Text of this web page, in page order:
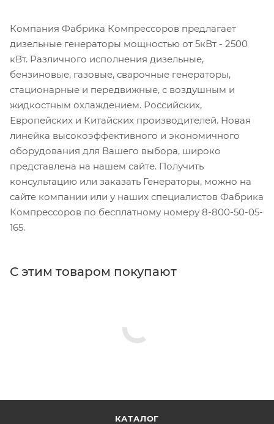
Компания Фабрика Компрессоров предлагает
дизельные генераторы мощностью от 5кВт - 2500
кВт. Различного исполнения дизельные,
бензиновые, газовые, сварочные генераторы,
стационарные и передвижные, с воздушным и
жидкостным охлаждением. Российских,
Европейских и Китайских производителей. Новая
линейка высокоэффективного и экономичного
оборудования для Вашего выбора, широко
представлена на нашем сайте. Получить
консультацию или заказать Генераторы, можно на
сайте компании или у наших специалистов Фабрика
Компрессоров по бесплатному номеру 8-800-50-05-
165.
С этим товаром покупают
КАТАЛОГ